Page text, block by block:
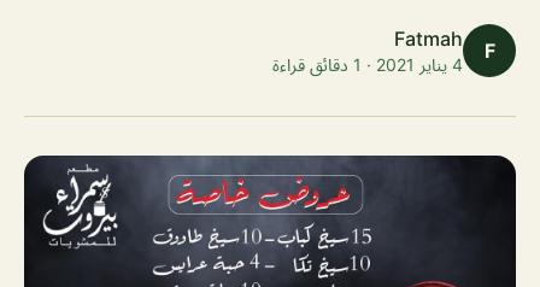
F
Fatmah
4 يناير 2021 · 1 دقائق قراءة